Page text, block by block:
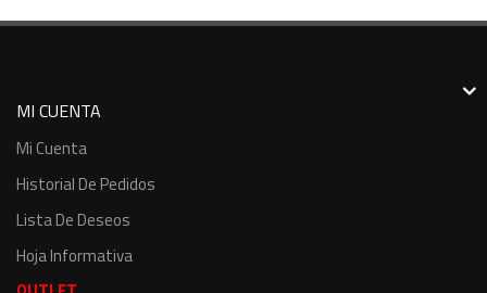
MI CUENTA
Mi Cuenta
Historial De Pedidos
Lista De Deseos
Hoja Informativa